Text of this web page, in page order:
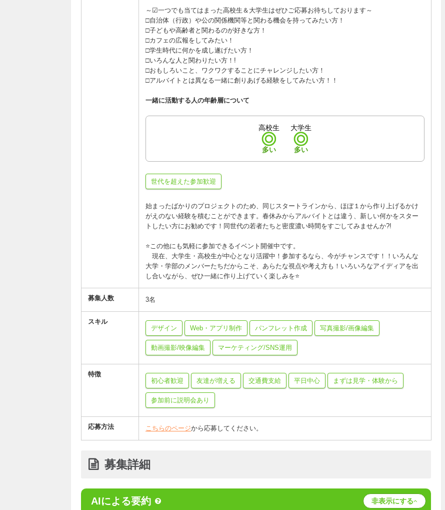
～☑一つでも当てはまった高校生＆大学生はぜひご応募お待ちしております～
□自治体（行政）や公の関係機関等と関わる機会を持ってみたい方！
□子どもや高齢者と関わるのが好きな方！
□カフェの広報をしてみたい！
□学生時代に何かを成し遂げたい方！
□いろんな人と関わりたい方！!
□おもしろいこと、ワクワクすることにチャレンジしたい方！
□アルバイトとは異なる一緒に創りあげる経験をしてみたい方！！
一緒に活動する人の年齢層について
高校生
多い
大学生
多い
世代を超えた参加歓迎
始まったばかりのプロジェクトのため、同じスタートラインから、ほぼ１から作り上げるかけ
がえのない経験を積むことができます。春休みからアルバイトとは違う、新しい何かをスター
トしたい方にお勧めです！同世代の若者たちと密度濃い時間をすごしてみませんか?!
⭐この他にも気軽に参加できるイベント開催中です。
現在、大学生・高校生が中心となり活躍中！参加するなら、今がチャンスです！！いろんな
大学・学部のメンバーたちだからこそ、あらたな視点や考え方も！いろいろなアイディアを出
し合いながら、ぜひ一緒に作り上げていく楽しみを⭐
募集人数 3名
スキル
デザイン
Web・アプリ制作 パンフレット作成 写真撮影/画像編集
動画撮影/映像編集 マーケティング/SNS運用
特徴
初心者歓迎
友達が増える 交通費支給 平日中心 まずは見学・体験から
参加前に説明会あり
応募方法 こちらのページから応募してください。
募集詳細
AIによる要約 非表示にする